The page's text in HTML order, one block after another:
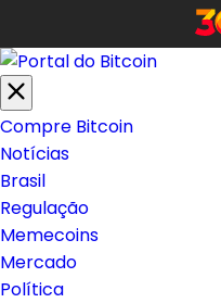
Compre Bitcoin
Notícias
Brasil
Regulação
Memecoins
Mercado
Política